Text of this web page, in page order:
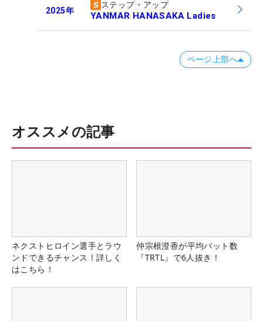
2025年
ステップ・アップ
YANMAR HANASAKA Ladies
ページ上部へ
オススメの記事
ネクストヒロイン選手とラウ
ンドできるチャンス！詳しく
はこちら！
仲宗根澄香が平均パット数
『TRTL』で6人抜き！